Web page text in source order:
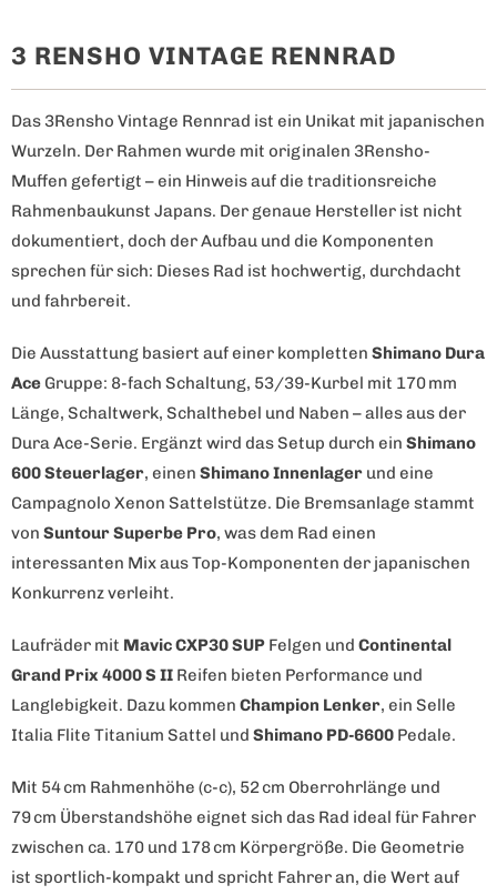
3 RENSHO VINTAGE RENNRAD
Das 3Rensho Vintage Rennrad ist ein Unikat mit japanischen
Wurzeln. Der Rahmen wurde mit originalen 3Rensho-
Muffen gefertigt – ein Hinweis auf die traditionsreiche
Rahmenbaukunst Japans. Der genaue Hersteller ist nicht
dokumentiert, doch der Aufbau und die Komponenten
sprechen für sich: Dieses Rad ist hochwertig, durchdacht
und fahrbereit.
Die Ausstattung basiert auf einer kompletten Shimano Dura
Ace Gruppe: 8-fach Schaltung, 53/39-Kurbel mit 170 mm
Länge, Schaltwerk, Schalthebel und Naben – alles aus der
Dura Ace-Serie. Ergänzt wird das Setup durch ein Shimano
600 Steuerlager, einen Shimano Innenlager und eine
Campagnolo Xenon Sattelstütze. Die Bremsanlage stammt
von Suntour Superbe Pro, was dem Rad einen
interessanten Mix aus Top-Komponenten der japanischen
Konkurrenz verleiht.
Laufräder mit Mavic CXP30 SUP Felgen und Continental
Grand Prix 4000 S II Reifen bieten Performance und
Langlebigkeit. Dazu kommen Champion Lenker, ein Selle
Italia Flite Titanium Sattel und Shimano PD-6600 Pedale.
Mit 54 cm Rahmenhöhe (c-c), 52 cm Oberrohrlänge und
79 cm Überstandshöhe eignet sich das Rad ideal für Fahrer
zwischen ca. 170 und 178 cm Körpergröße. Die Geometrie
ist sportlich-kompakt und spricht Fahrer an, die Wert auf